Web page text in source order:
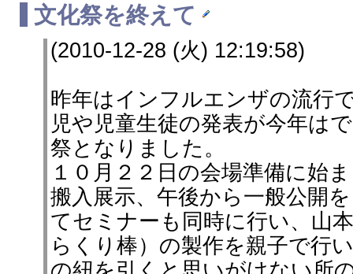
文化祭を終えて
(2010-12-28 (火) 12:19:58)
昨年はインフルエンザの流行
児や児童生徒の発表が今年は
祭となりました。
１０月２２日の会場準備に始
搬入展示、午後から一般公開
てセミナーも同時に行い、山
らくり棒）の製作を親子で行